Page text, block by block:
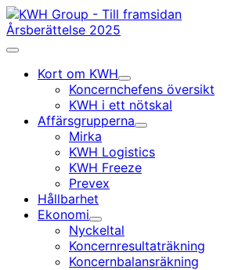
Gå
till
innehållet
Årsberättelse 2025
Huvudmeny
Kort om KWH
Undermeny
Koncernchefens översikt
KWH i ett nötskal
Affärsgrupperna
Undermeny
Mirka
KWH Logistics
KWH Freeze
Prevex
Hållbarhet
Ekonomi
Undermeny
Nyckeltal
Koncernresultaträkning
Koncernbalansräkning